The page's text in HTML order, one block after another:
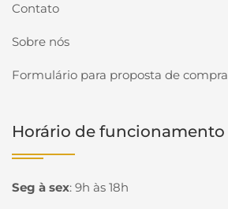
Contato
Sobre nós
Formulário para proposta de compra
Horário de funcionamento
Seg à sex: 9h às 18h